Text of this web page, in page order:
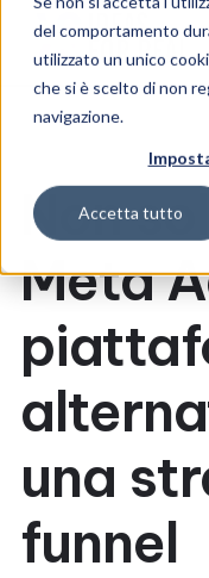
del comportamento
utilizzato un unico
che si è scelto di non
navigazione.
Accetta tutto
Non
Meta
una
funnel